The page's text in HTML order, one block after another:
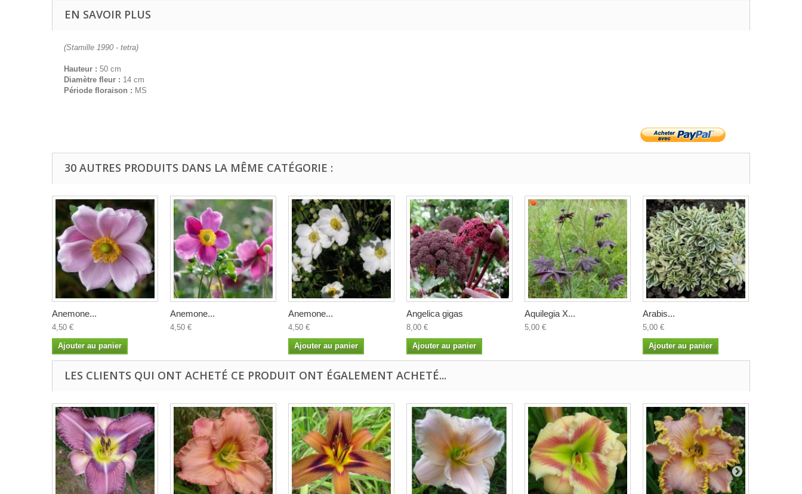
EN SAVOIR PLUS
(Stamille 1990 - tetra)
Hauteur : 50 cm
Diamètre fleur : 14 cm
Période floraison : MS
30 AUTRES PRODUITS DANS LA MÊME CATÉGORIE :
Anemone...
4,50 €
Ajouter au panier
Anemone...
4,50 €
Anemone...
4,50 €
Ajouter au panier
Angelica gigas
8,00 €
Ajouter au panier
Aquilegia X...
5,00 €
Arabis...
5,00 €
Ajouter au panier
LES CLIENTS QUI ONT ACHETÉ CE PRODUIT ONT ÉGALEMENT ACHETÉ...